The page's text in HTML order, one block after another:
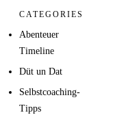
CATEGORIES
Abenteuer
Timeline
Düt un Dat
Selbstcoaching-
Tipps